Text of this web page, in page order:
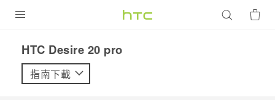
VIVE
‎HTC Desire 20 pro‎
指南下載